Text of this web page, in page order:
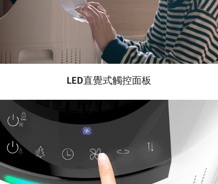
LED直覺式觸控面板